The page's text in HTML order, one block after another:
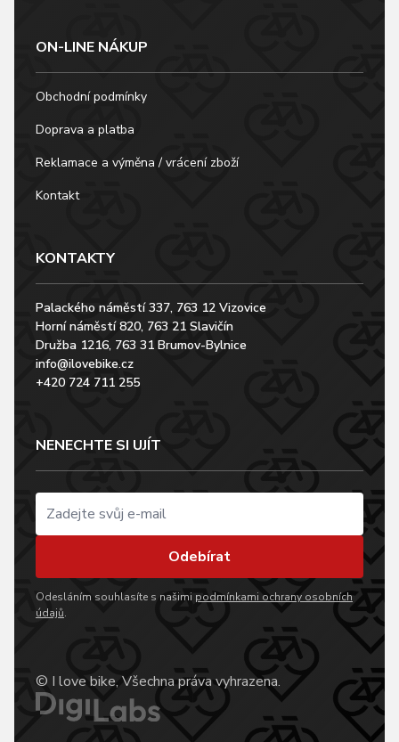
ON-LINE NÁKUP
Obchodní podmínky
Doprava a platba
Reklamace a výměna / vrácení zboží
Kontakt
KONTAKTY
Palackého náměstí 337, 763 12 Vizovice
Horní náměstí 820, 763 21 Slavičín
Družba 1216, 763 31 Brumov-Bylnice
info@ilovebike.cz
+420 724 711 255
NENECHTE SI UJÍT
Odebírat
Odesláním souhlasíte s našimi podmínkami ochrany osobních
údajů.
© I love bike, Všechna práva vyhrazena.